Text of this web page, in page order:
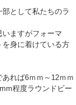
として私たちのラ
ますがフォーマ
身に着けている方
れば6ｍｍ～12ｍｍ
程度ラウンドビー